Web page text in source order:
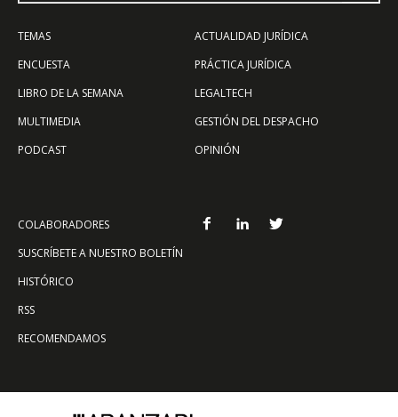
TEMAS
ENCUESTA
LIBRO DE LA SEMANA
MULTIMEDIA
PODCAST
ACTUALIDAD JURÍDICA
PRÁCTICA JURÍDICA
LEGALTECH
GESTIÓN DEL DESPACHO
OPINIÓN
COLABORADORES
SUSCRÍBETE A NUESTRO BOLETÍN
HISTÓRICO
RSS
RECOMENDAMOS